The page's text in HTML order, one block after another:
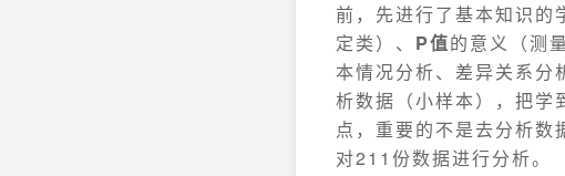
前，先进行了基本知识的
定类）、 P值的意义（测
本情况分析、差异关系分
析数据（小样本），把学
点，重要的不是去分析
对211份数据进行分析。